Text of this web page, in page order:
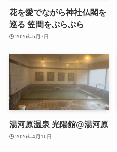
花を愛でながら神社仏閣を
巡る 笠間をぷらぷら
2026年5月7日
湯河原温泉 光陽館@湯河原
2026年4月16日